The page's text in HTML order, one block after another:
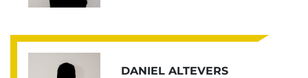
DANIEL ALTEVERS